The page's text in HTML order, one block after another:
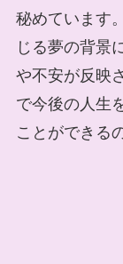
秘めています
じる夢の背景
や不安が反映
で今後の人生
ことができる